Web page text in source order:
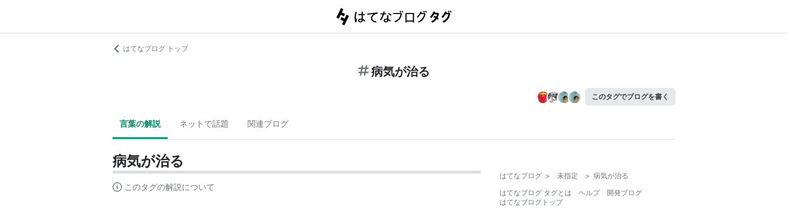
はてなブログ トップ
病気が治る
このタグでブログを書く
言葉の解説 ネットで話題 関連ブログ
病気が治る
このタグの解説について
はてなブログ > 未指定 > 病気が治る
はてなブログ タグとは
ヘルプ
開発ブログ
はてなブログトップ